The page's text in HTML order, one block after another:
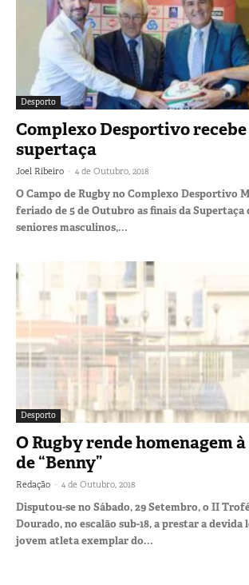
Desporto
Complexo Desportivo
supertaça
Joel Ribeiro - 4 de Outubro, 2018
O Campo de Rugby no Complexo Desportivo
feriado de 5 de Outubro as finais da Supertaça
seniores masculinos,...
Desporto
O Rugby rende homenagem
de “Benny”
Redação - 4 de Outubro, 2018
Disputou-se no Sábado, 29 Setembro, o II
Dourado, no escalão sub-18, a prestar a devida
jovem atleta exemplar do...